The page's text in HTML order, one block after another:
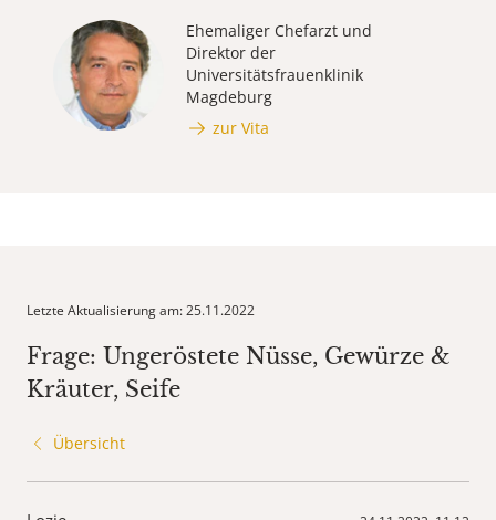
Ehemaliger Chefarzt und
Direktor der
Universitätsfrauenklinik
Magdeburg
zur Vita
Letzte Aktualisierung am: 25.11.2022
Frage: Ungeröstete Nüsse, Gewürze &
Kräuter, Seife
Übersicht